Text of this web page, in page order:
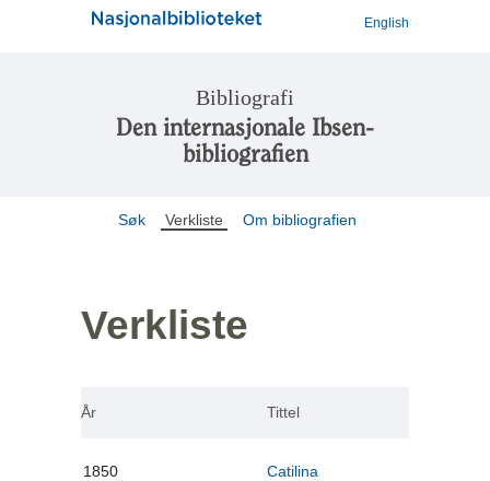
English
Bibliografi
Den internasjonale Ibsen-
bibliografien
Søk Verkliste Om bibliografien
Verkliste
År Tittel
1850 Catilina